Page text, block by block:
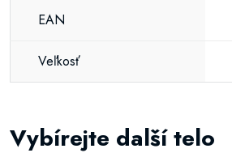
EAN
Veľkosť
Vybírejte další telo